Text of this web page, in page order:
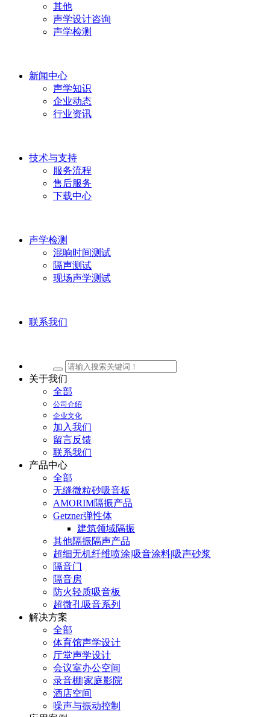
其他
声学设计咨询
声学检测
新闻中心
声学知识
企业动态
行业资讯
技术与支持
服务流程
售后服务
下载中心
声学检测
混响时间测试
隔声测试
现场声学测试
联系我们
关于我们
全部
公司介绍
企业文化
加入我们
留言反馈
联系我们
产品中心
全部
无缝微粒砂吸音板
AMORIM隔振产品
Getzner弹性体
建筑领域隔振
其他隔振隔声产品
超细无机纤维喷涂|吸音涂料|吸声砂浆
隔音门
隔音房
防火轻质吸音板
超微孔吸音系列
解决方案
全部
体育馆声学设计
厅堂声学设计
会议室办公空间
录音棚|家庭影院
酒店空间
噪声与振动控制